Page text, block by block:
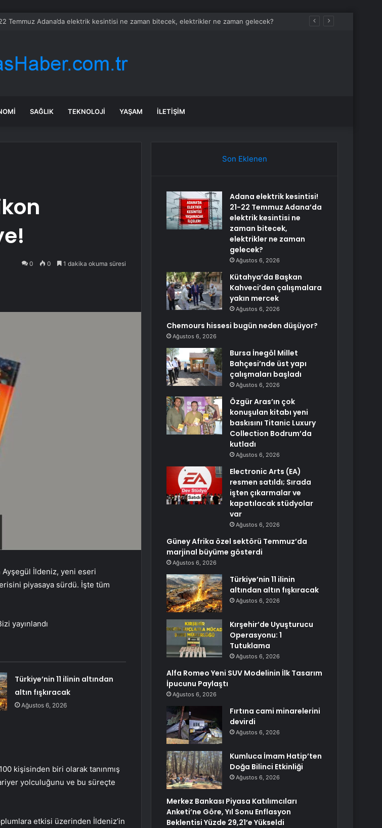
Temmuz Adana’da elektrik kesintisi ne zaman bitecek, elektrikler ne zaman gelecek?
SAĞLIK TEKNOLOJI YAŞAM İLETIŞIM
0 0 1 dakika okuma süresi
İldeniz, yeni eseri
piyasaya sürdü. İşte tüm
yayınlandı
Türkiye’nin 11 ilinin altından
altın fışkıracak
Ağustos 6, 2026
kişisinden biri olarak tanınmış
yolculuğunu ve bu süreçte
etkisi üzerinden İldeniz’in
Son Eklenen
Adana elektrik kesintisi!
21-22 Temmuz Adana’da
elektrik kesintisi ne
zaman bitecek,
elektrikler ne zaman
gelecek?
Ağustos 6, 2026
Kütahya’da Başkan
Kahveci’den çalışmalara
yakın mercek
Ağustos 6, 2026
Chemours hissesi bugün neden düşüyor?
Ağustos 6, 2026
Bursa İnegöl Millet
Bahçesi’nde üst yapı
çalışmaları başladı
Ağustos 6, 2026
Özgür Aras’ın çok
konuşulan kitabı yeni
baskısını Titanic Luxury
Collection Bodrum’da
kutladı
Ağustos 6, 2026
Electronic Arts (EA)
resmen satıldı; Sırada
işten çıkarmalar ve
kapatılacak stüdyolar
var
Ağustos 6, 2026
Güney Afrika özel sektörü Temmuz’da
marjinal büyüme gösterdi
Ağustos 6, 2026
Türkiye’nin 11 ilinin
altından altın fışkıracak
Ağustos 6, 2026
Kırşehir’de Uyuşturucu
Operasyonu: 1
Tutuklama
Ağustos 6, 2026
Alfa Romeo Yeni SUV Modelinin İlk Tasarım
İpucunu Paylaştı
Ağustos 6, 2026
Fırtına cami minarelerini
devirdi
Ağustos 6, 2026
Kumluca İmam Hatip’ten
Doğa Bilinci Etkinliği
Ağustos 6, 2026
Merkez Bankası Piyasa Katılımcıları
Anketi’ne Göre, Yıl Sonu Enflasyon
Beklentisi Yüzde 29,21’e Yükseldi